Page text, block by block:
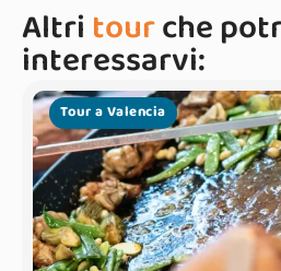
Altritourche
interessarvi:
Tour a Valencia